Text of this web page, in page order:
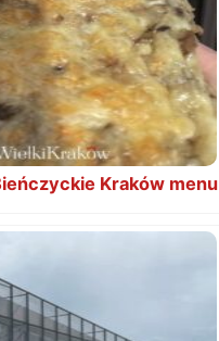
Kraków menu